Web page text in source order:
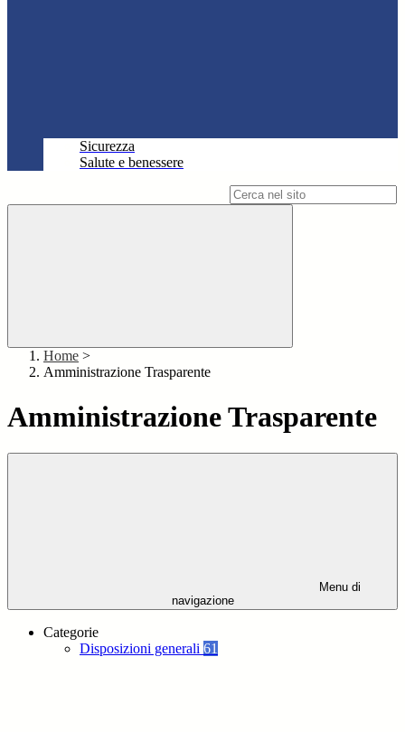
Sicurezza
Salute e benessere
Home >
Amministrazione Trasparente
Amministrazione Trasparente
Menu di
navigazione
Categorie
Disposizioni generali 61